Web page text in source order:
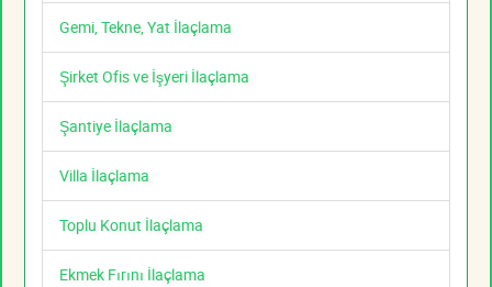
Gemi, Tekne, Yat İlaçlama
Şirket Ofis ve İşyeri İlaçlama
Şantiye İlaçlama
Villa İlaçlama
Toplu Konut İlaçlama
Ekmek Fırını İlaçlama